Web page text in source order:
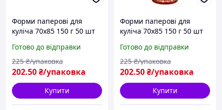
Форми паперові для
куліча 70х85 150 г 50 шт
великодні для
Великодньої випічки
пасхи та пасок
Готово до відправки
202.50₴/упаковка
225 ₴/упаковка
Купити
Форми паперові для
куліча 70х85 150 г 50 шт
великодні для
Великодньої випічки
пасхи та пасок
Готово до відправки
202.50₴/упаковка
225 ₴/упаковка
Купити